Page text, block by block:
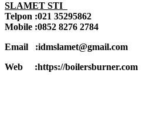
SLAMET STI
Telpon :021 35295862
Mobile :0852 8276 2784
Email :idmslamet@gmail.com
Web :https://boilersburner.com